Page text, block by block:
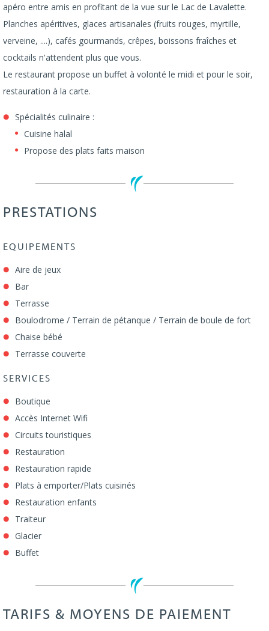
apéro entre amis en profitant de la vue sur le Lac de Lavalette.
Planches apéritives, glaces artisanales (fruits rouges, myrtille,
verveine, ....), cafés gourmands, crêpes, boissons fraîches et
cocktails n'attendent plus que vous.
Le restaurant propose un buffet à volonté le midi et pour le soir,
restauration à la carte.
Spécialités culinaire :
Cuisine halal
Propose des plats faits maison
PRESTATIONS
EQUIPEMENTS
Aire de jeux
Bar
Terrasse
Boulodrome / Terrain de pétanque / Terrain de boule de fort
Chaise bébé
Terrasse couverte
SERVICES
Boutique
Accès Internet Wifi
Circuits touristiques
Restauration
Restauration rapide
Plats à emporter/Plats cuisinés
Restauration enfants
Traiteur
Glacier
Buffet
TARIFS & MOYENS DE PAIEMENT